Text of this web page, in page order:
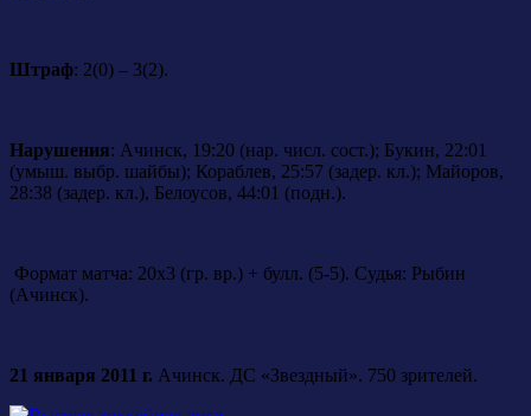
Штраф: 2(0) – 3(2).
Нарушения: Ачинск, 19:20 (нар. числ. сост.); Букин, 22:01
(умыш. выбр. шайбы); Кораблев, 25:57 (задер. кл.); Майоров,
28:38 (задер. кл.), Белоусов, 44:01 (подн.).
Формат матча: 20х3 (гр. вр.) + булл. (5-5). Судья: Рыбин
(Ачинск).
21 января 2011 г. Ачинск. ДС «Звездный». 750 зрителей.